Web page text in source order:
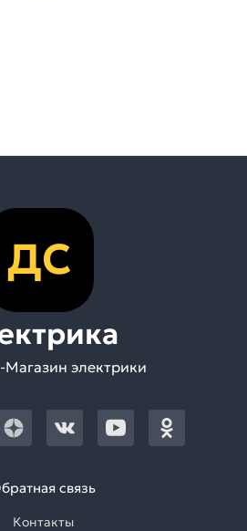
ДС
Магазин электрики
связь
Контакты